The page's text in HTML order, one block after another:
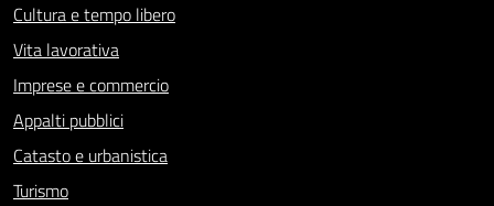
Cultura e tempo libero
Vita lavorativa
Imprese e commercio
Appalti pubblici
Catasto e urbanistica
Turismo